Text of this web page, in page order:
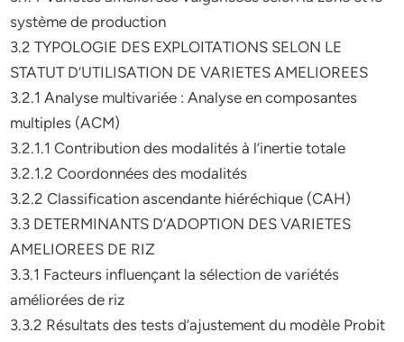
système de production
3.2 TYPOLOGIE DES EXPLOITATIONS SELON LE
STATUT D’UTILISATION DE VARIETES AMELIOREES
3.2.1 Analyse multivariée : Analyse en composantes
multiples (ACM)
3.2.1.1 Contribution des modalités à l’inertie totale
3.2.1.2 Coordonnées des modalités
3.2.2 Classification ascendante hiéréchique (CAH)
3.3 DETERMINANTS D’ADOPTION DES VARIETES
AMELIOREES DE RIZ
3.3.1 Facteurs influençant la sélection de variétés
améliorées de riz
3.3.2 Résultats des tests d’ajustement du modèle Probit